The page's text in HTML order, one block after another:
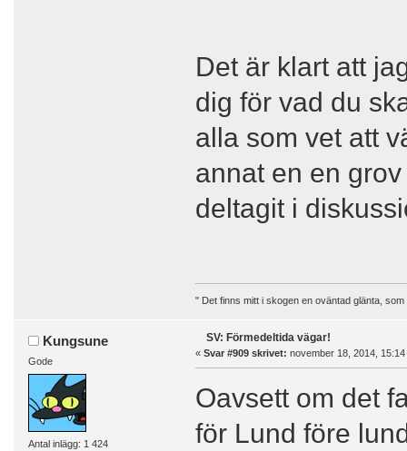
Det är klart att
dig för vad du
alla som vet att
annat en en
deltagit i
" Det finns mitt i skogen en oväntad glänta,
Kungsune
Gode
Antal inlägg: 1 424
SV: Förmedeltida vägar!
« Svar #909 skrivet: november 18, 2014, 15:14
Oavsett om det
för Lund före